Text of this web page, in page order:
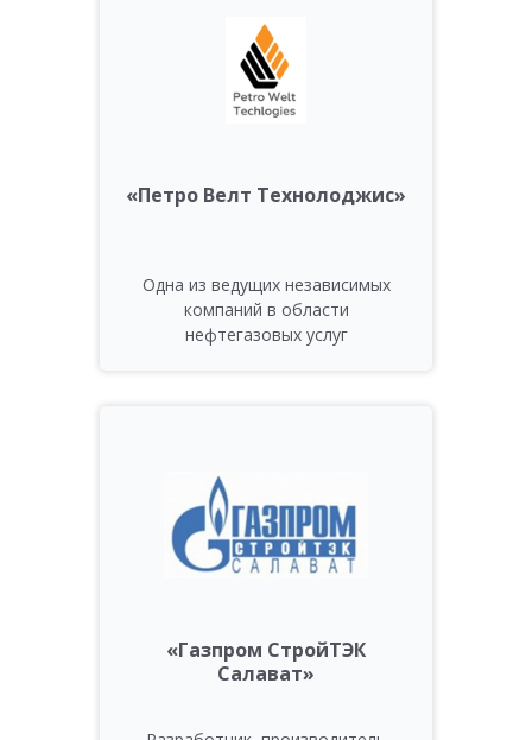
«Петро Велт Технолоджис»
Одна из ведущих независимых
компаний в области
нефтегазовых услуг
«Газпром СтройТЭК
Салават»